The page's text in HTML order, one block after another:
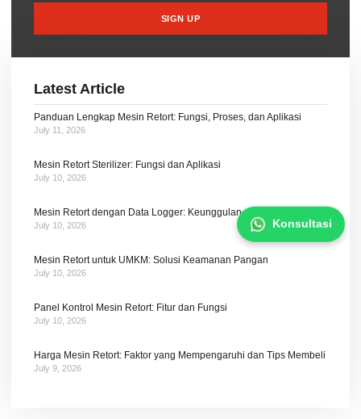
SIGN UP
Latest Article
Panduan Lengkap Mesin Retort: Fungsi, Proses, dan Aplikasi
July 11, 2026
Mesin Retort Sterilizer: Fungsi dan Aplikasi
July 10, 2026
Mesin Retort dengan Data Logger: Keunggulan dan Fungsi
July 10, 2026
Mesin Retort untuk UMKM: Solusi Keamanan Pangan
July 10, 2026
Panel Kontrol Mesin Retort: Fitur dan Fungsi
July 10, 2026
Harga Mesin Retort: Faktor yang Mempengaruhi dan Tips Membeli
July 9, 2026
Konsultasi